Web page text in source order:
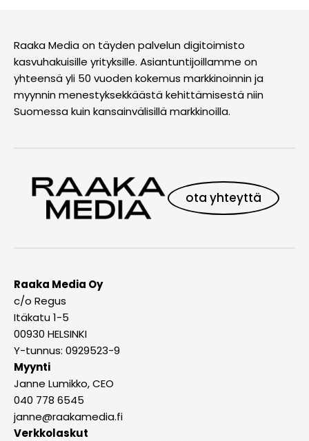
Raaka Media on täyden palvelun digitoimisto
kasvuhakuisille yrityksille. Asiantuntijoillamme on
yhteensä yli 50 vuoden kokemus markkinoinnin ja
myynnin menestyksekkäästä kehittämisestä niin
Suomessa kuin kansainvälisillä markkinoilla.
ota yhteyttä
Raaka Media Oy
c/o Regus
Itäkatu 1-5
00930 HELSINKI
Y-tunnus: 0929523-9
Myynti
Janne Lumikko, CEO
040 778 6545
janne@raakamedia.fi
Verkkolaskut